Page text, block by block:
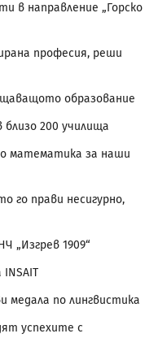
в направление „Горско
професия, реши
образование
200 училища
математика за наши
го прави несигурно,
„Изгрев 1909“
медала по лингвистика
успехите с